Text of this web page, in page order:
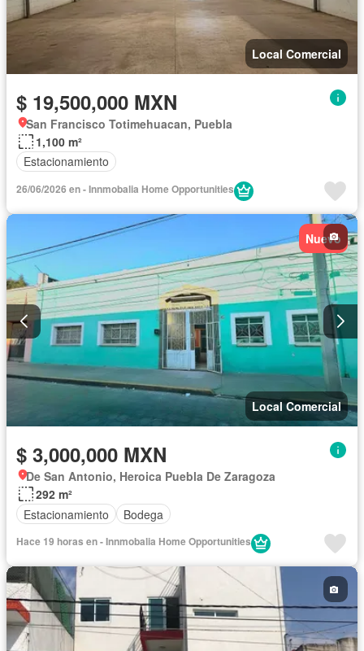
Local Comercial
$ 19,500,000 MXN
San Francisco Totimehuacan, Puebla
1,100 m²
Estacionamiento
26/06/2026 en - Innmobalia Home Opportunities
Nuevo
Local Comercial
$ 3,000,000 MXN
De San Antonio, Heroica Puebla De Zaragoza
292 m²
Estacionamiento
Bodega
Hace 19 horas en - Innmobalia Home Opportunities